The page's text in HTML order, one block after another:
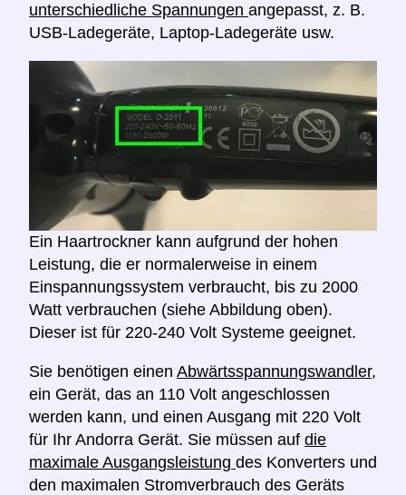
unterschiedliche Spannungen angepasst, z. B.
USB-Ladegeräte, Laptop-Ladegeräte usw.
Ein Haartrockner kann aufgrund der hohen
Leistung, die er normalerweise in einem
Einspannungssystem verbraucht, bis zu 2000
Watt verbrauchen (siehe Abbildung oben).
Dieser ist für 220-240 Volt Systeme geeignet.
Sie benötigen einen Abwärtsspannungswandler,
ein Gerät, das an 110 Volt angeschlossen
werden kann, und einen Ausgang mit 220 Volt
für Ihr Andorra Gerät. Sie müssen auf die
maximale Ausgangsleistung des Konverters und
den maximalen Stromverbrauch des Geräts